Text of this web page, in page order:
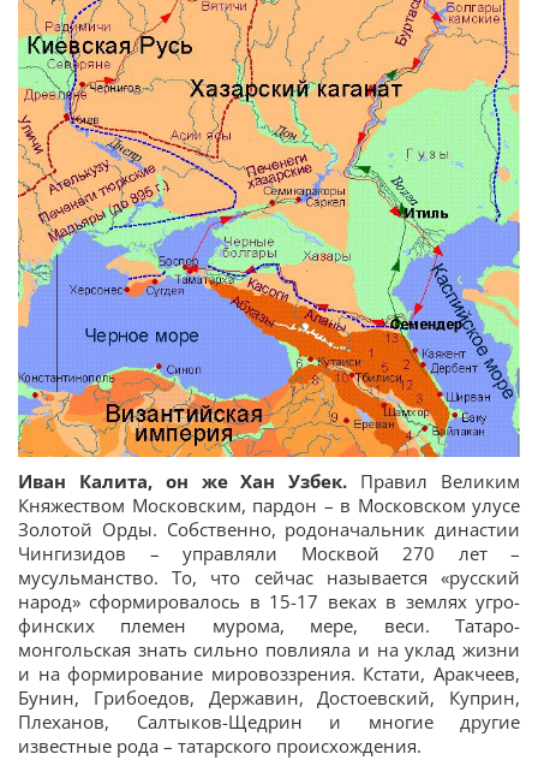
Иван Калита, он же Хан Узбек. Правил Великим
Княжеством Московским, пардон – в Московском улусе
Золотой Орды. Собственно, родоначальник династии
Чингизидов – управляли Москвой 270 лет –
мусульманство. То, что сейчас называется «русский
народ» сформировалось в 15-17 веках в землях угро-
финских племен мурома, мере, веси. Татаро-
монгольская знать сильно повлияла и на уклад жизни
и на формирование мировоззрения. Кстати, Аракчеев,
Бунин, Грибоедов, Державин, Достоевский, Куприн,
Плеханов, Салтыков-Щедрин и многие другие
известные рода – татарского происхождения.